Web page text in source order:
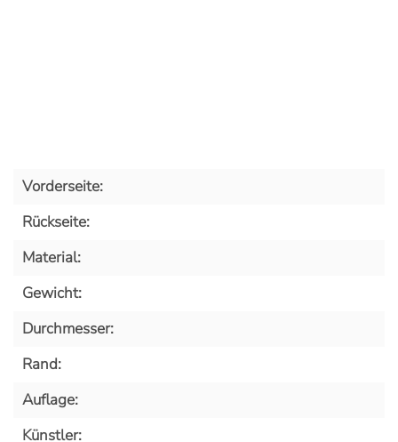
Vorderseite:
Rückseite:
Material:
Gewicht:
Durchmesser:
Rand:
Auflage:
Künstler: